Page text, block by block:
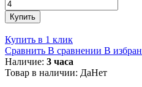
Купить
Купить в 1 клик
Сравнить В сравнении В
Наличие: 3 часа
Товар в наличии: ДаНет